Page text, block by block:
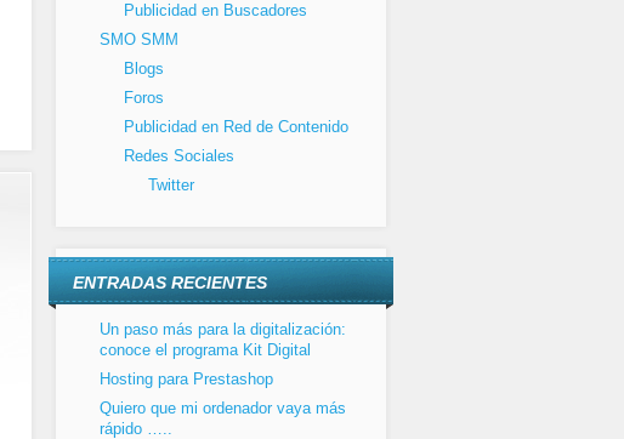
Publicidad en Buscadores
SMO SMM
Blogs
Foros
Publicidad en Red de Contenido
Redes Sociales
Twitter
ENTRADAS RECIENTES
Un paso más para la digitalización:
conoce el programa Kit Digital
Hosting para Prestashop
Quiero que mi ordenador vaya más
rápido …..